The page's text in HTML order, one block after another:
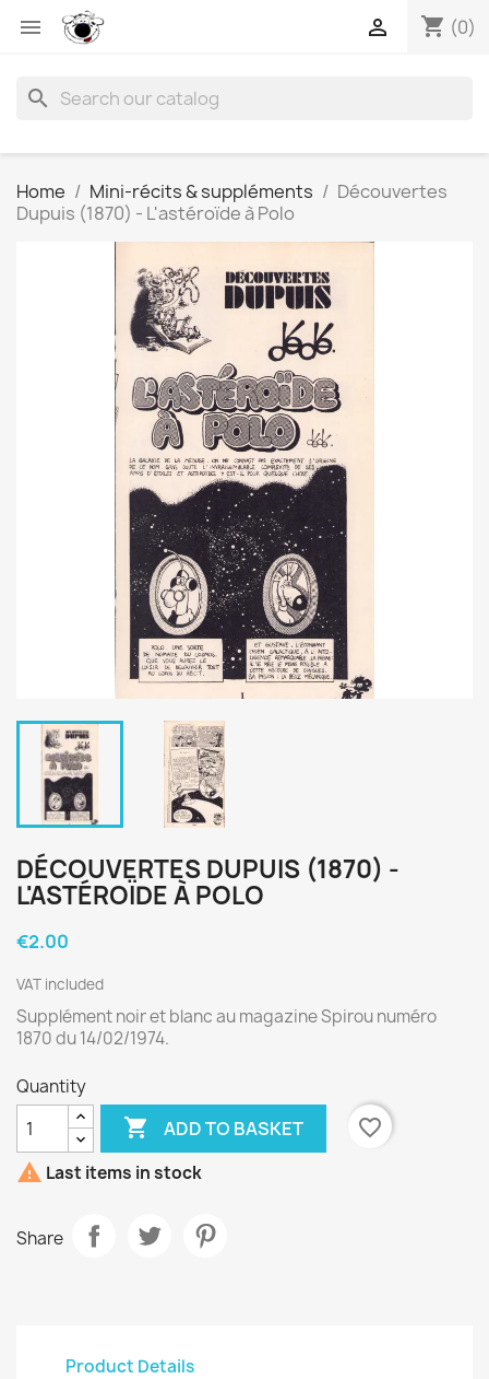
 shopping_cart (0)

search
Home Mini-récits & suppléments
Découvertes
Dupuis (1870) - L'astéroïde à Polo
DÉCOUVERTES DUPUIS (1870) -
L'ASTÉROÏDE À POLO
€2.00
VAT included
Supplément noir et blanc au magazine Spirou numéro
1870 du 14/02/1974.
Quantity
 ADD TO BASKET
favorite_border
 Last items in stock
Share
Product Details